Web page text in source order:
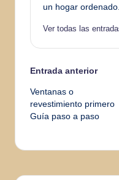
un hogar ordenado.
Ver todas las
de
entradas
Entrada anterior
Ventanas o
revestimiento primero
Guía paso a paso